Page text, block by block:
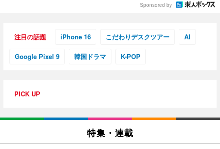
Sponsored by
注目の話題 iPhone 16 こだわりデスクツアー AI
Google Pixel 9 韓国ドラマ K-POP
PICK UP
特集・連載